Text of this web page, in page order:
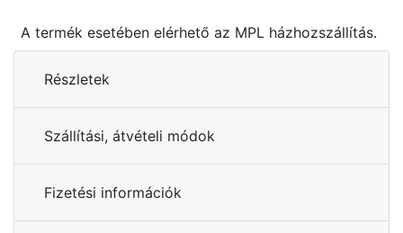
A termék esetében elérhető az MPL házhozszállítás.
Részletek
Szállítási, átvételi módok
Fizetési információk